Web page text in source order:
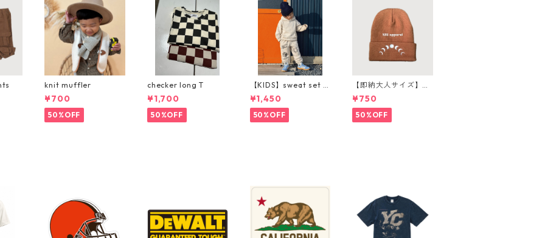
knit muffler
¥700
50%OFF
checker long T
¥1,700
50%OFF
【KIDS】sweat set u
p パンツ購入ページ
¥1,450
50%OFF
【即納大人サイズ】m
oon beanie
¥750
50%OFF